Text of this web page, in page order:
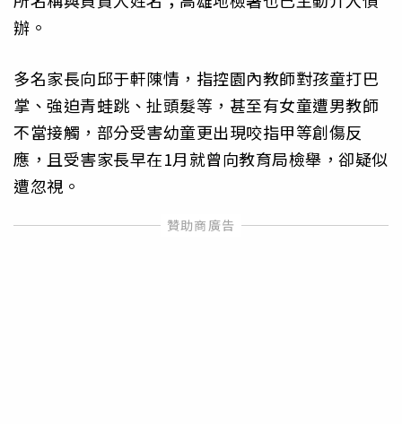
辦。
多名家長向邱于軒陳情，指控園內教師對孩童打巴
掌、強迫青蛙跳、扯頭髮等，甚至有女童遭男教師
不當接觸，部分受害幼童更出現咬指甲等創傷反
應，且受害家長早在1月就曾向教育局檢舉，卻疑似
遭忽視。